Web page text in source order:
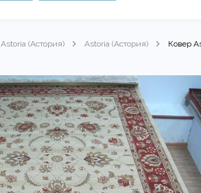
Astoria (Астория) Astoria (Астория) Ковер